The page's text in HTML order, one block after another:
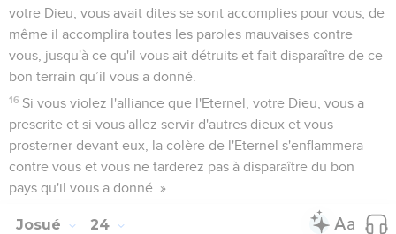
votre Dieu, vous avait dites se sont accomplies pour vous, de
même il accomplira toutes les paroles mauvaises contre
vous, jusqu'à ce qu'il vous ait détruits et fait disparaître de ce
bon terrain qu’il vous a donné.
16 Si vous violez l'alliance que l'Eternel, votre Dieu, vous a
prescrite et si vous allez servir d'autres dieux et vous
prosterner devant eux, la colère de l'Eternel s'enflammera
contre vous et vous ne tarderez pas à disparaître du bon
pays qu'il vous a donné. »
Josué 24